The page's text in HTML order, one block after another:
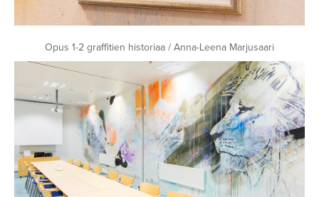
Opus 1-2 graffitien historiaa / Anna-Leena Marjusaari